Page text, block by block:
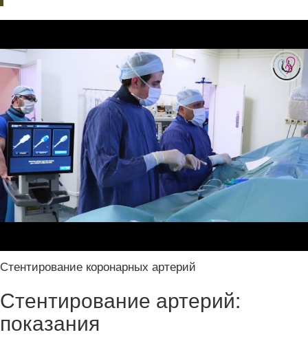
Стентирование коронарных артерий
Стентирование артерий:
показания